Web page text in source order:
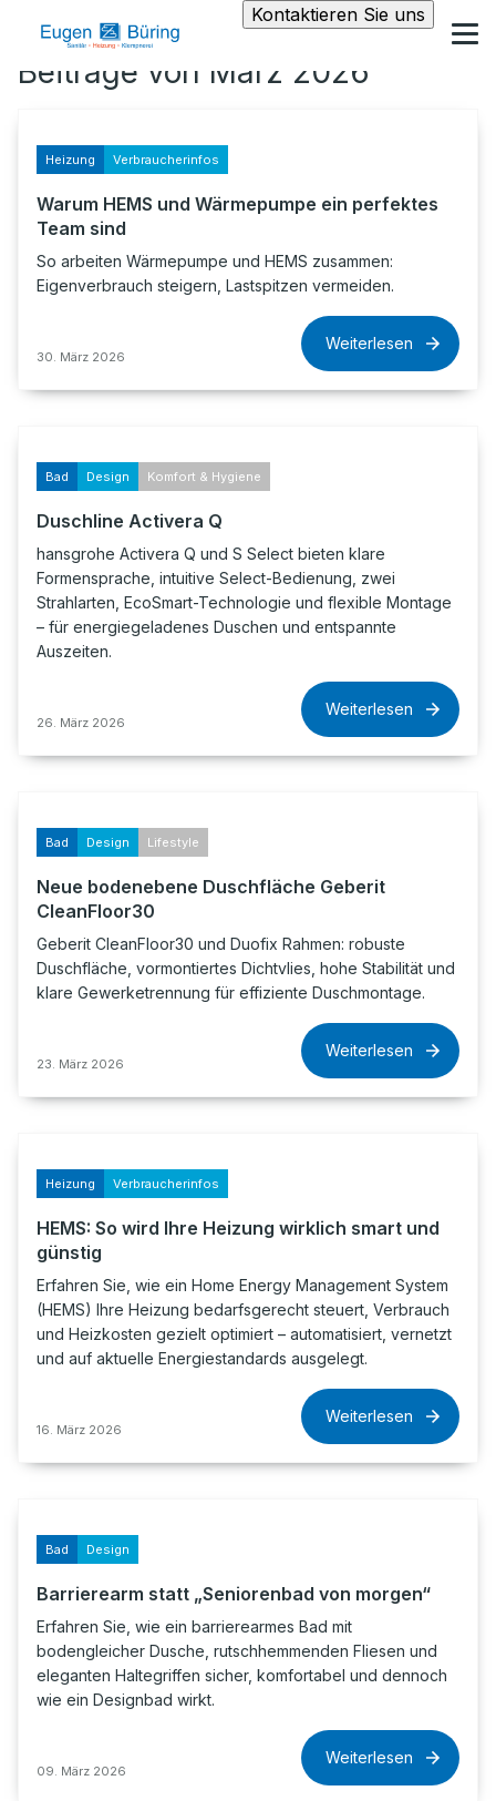
Kontaktieren Sie uns
Beiträge von März 2026
Heizung Verbraucherinfos
Warum HEMS und Wärmepumpe ein perfektes
Team sind
So arbeiten Wärmepumpe und HEMS zusammen:
Eigenverbrauch steigern, Lastspitzen vermeiden.
30. März 2026
Weiterlesen
Bad Design Komfort & Hygiene
Duschline Activera Q
hansgrohe Activera Q und S Select bieten klare
Formensprache, intuitive Select-Bedienung, zwei
Strahlarten, EcoSmart-Technologie und flexible Montage
– für energiegeladenes Duschen und entspannte
Auszeiten.
26. März 2026
Weiterlesen
Bad Design Lifestyle
Neue bodenebene Duschfläche Geberit
CleanFloor30
Geberit CleanFloor30 und Duofix Rahmen: robuste
Duschfläche, vormontiertes Dichtvlies, hohe Stabilität und
klare Gewerketrennung für effiziente Duschmontage.
23. März 2026
Weiterlesen
Heizung Verbraucherinfos
HEMS: So wird Ihre Heizung wirklich smart und
günstig
Erfahren Sie, wie ein Home Energy Management System
(HEMS) Ihre Heizung bedarfsgerecht steuert, Verbrauch
und Heizkosten gezielt optimiert – automatisiert, vernetzt
und auf aktuelle Energiestandards ausgelegt.
16. März 2026
Weiterlesen
Bad Design
Barrierearm statt „Seniorenbad von morgen“
Erfahren Sie, wie ein barrierearmes Bad mit
bodengleicher Dusche, rutschhemmenden Fliesen und
eleganten Haltegriffen sicher, komfortabel und dennoch
wie ein Designbad wirkt.
09. März 2026
Weiterlesen